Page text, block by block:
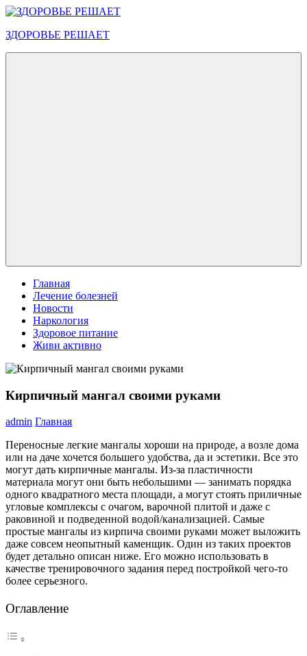
Перейти
содержимому
ЗДОРОВЬЕ РЕШАЕТ
Главная
Лечение болезней
Новости
Наркология
Здоровое питание
Живи активно
Кирпичный мангал своими руками
admin Главная
Переносные легкие мангалы хороши на природе, а возле дома
или на даче хочется большего удобства, да и эстетики. Все это
могут дать кирпичные мангалы. Из-за пластичности
материала могут они быть небольшими — занимать порядка
одного квадратного места площади, а могут стоять приличные
угловые комплексы с очагом, варочной плитой и даже с
раковиной и подведенной водой/канализацией. Самые
простые мангалы из кирпича своими руками может выложить
даже совсем неопытный каменщик. Один из таких проектов
будет детально описан ниже. Его можно использовать в
качестве тренировочного задания перед постройкой чего-то
более серьезного.
Оглавление